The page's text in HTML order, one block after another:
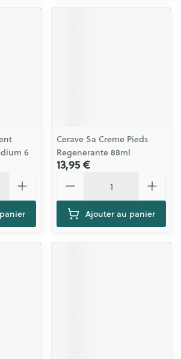
6
Cerave Sa Creme Pieds
Regenerante 88ml
13,95 €
Ajouter au panier